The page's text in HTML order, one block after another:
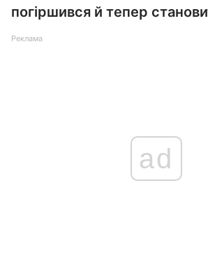
погіршився й тепер
Реклама
ad